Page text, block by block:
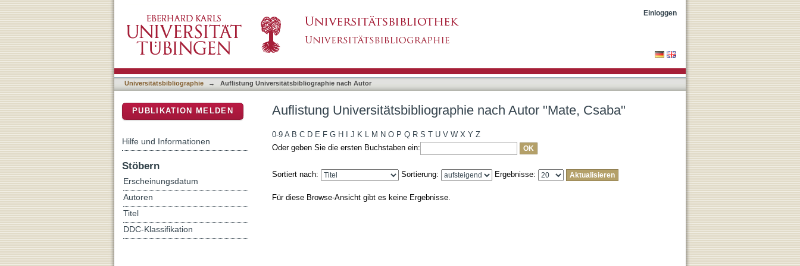
Einloggen
Universitätsbibliographie → Auflistung Universitätsbibliographie nach Autor
Auflistung Universitätsbibliographie nach Autor "Mate, Csaba"
0-9 A B C D E F G H J K L M N O P Q R S T U V W X Y Z
Oder geben Sie die ersten Buchstaben ein:
Sortiert nach: Sortierung: Ergebnisse:
Für diese Browse-Ansicht gibt es keine Ergebnisse.
PUBLIKATION MELDEN
Hilfe und Informationen
Stöbern
Erscheinungsdatum
Autoren
Titel
DDC-Klassifikation